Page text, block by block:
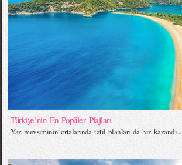
Türkiye’nin En Popüler Plajları
Yaz mevsiminin ortalarında tatil planları da hız kazandı...